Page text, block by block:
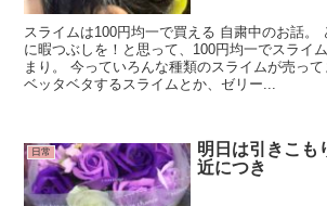
スライムは100円均一で買える 自粛中のお話。
に暇つぶしを！と思って、100円均一でスライ
まり。 今っていろんな種類のスライムが売っ
ベッタベタするスライムとか、ゼリー...
日常
明日は引きこも
近につき